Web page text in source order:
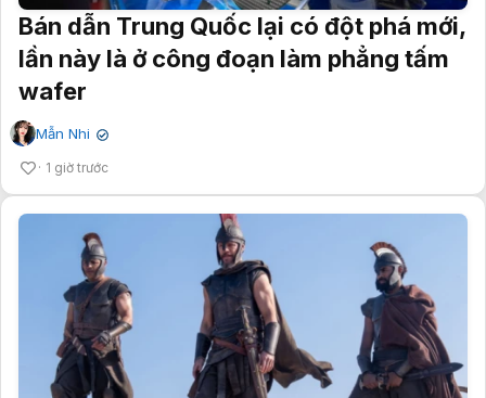
Bán dẫn Trung Quốc lại có đột phá mới,
lần này là ở công đoạn làm phẳng tấm
wafer
Mẫn Nhi ✔
1 giờ trước